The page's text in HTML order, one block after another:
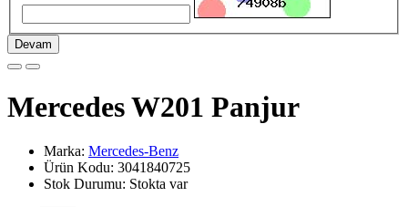
Devam
Mercedes W201 Panjur
Marka: Mercedes-Benz
Ürün Kodu: 3041840725
Stok Durumu: Stokta var